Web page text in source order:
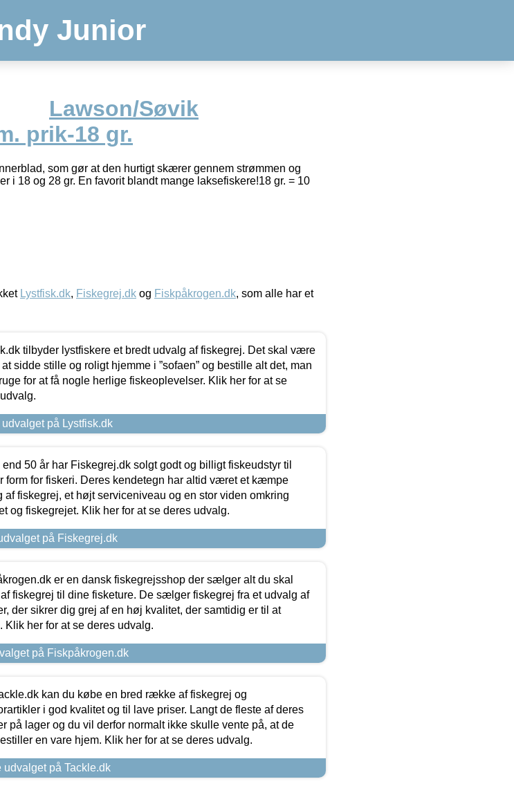
Junior
Lawson/Søvik
prik-18 gr.
som gør at den hurtigt skærer gennem strømmen og
i 18 og 28 gr. En favorit blandt mange laksefiskere!18 gr. = 10
Lystfisk.dk, Fiskegrej.dk og Fiskpåkrogen.dk, som alle har et
tilbyder lystfiskere et bredt udvalg af fiskegrej. Det skal være
sidde stille og roligt hjemme i ”sofaen” og bestille alt det, man
for at få nogle herlige fiskeoplevelser. Klik her for at se
udvalget på Lystfisk.dk
end 50 år har Fiskegrej.dk solgt godt og billigt fiskeudstyr til
form for fiskeri. Deres kendetegn har altid været et kæmpe
af fiskegrej, et højt serviceniveau og en stor viden omkring
og fiskegrejet. Klik her for at se deres udvalg.
på Fiskegrej.dk
er en dansk fiskegrejsshop der sælger alt du skal
fiskegrej til dine fisketure. De sælger fiskegrej fra et udvalg af
der sikrer dig grej af en høj kvalitet, der samtidig er til at
Klik her for at se deres udvalg.
på Fiskpåkrogen.dk
kan du købe en bred række af fiskegrej og
i god kvalitet og til lave priser. Langt de fleste af deres
på lager og du vil derfor normalt ikke skulle vente på, at de
en vare hjem. Klik her for at se deres udvalg.
udvalget på Tackle.dk